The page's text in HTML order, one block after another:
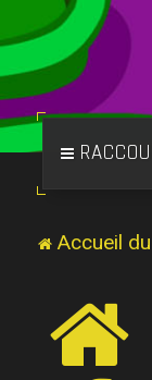
Accueil